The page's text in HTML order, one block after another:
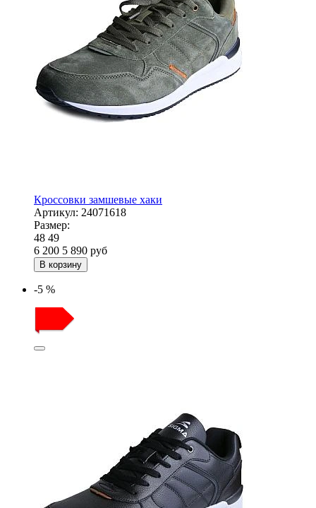
Кроссовки замшевые хаки
Артикул: 24071618
Размер:
48 49
6 200 5 890 руб
В корзину
-5 %